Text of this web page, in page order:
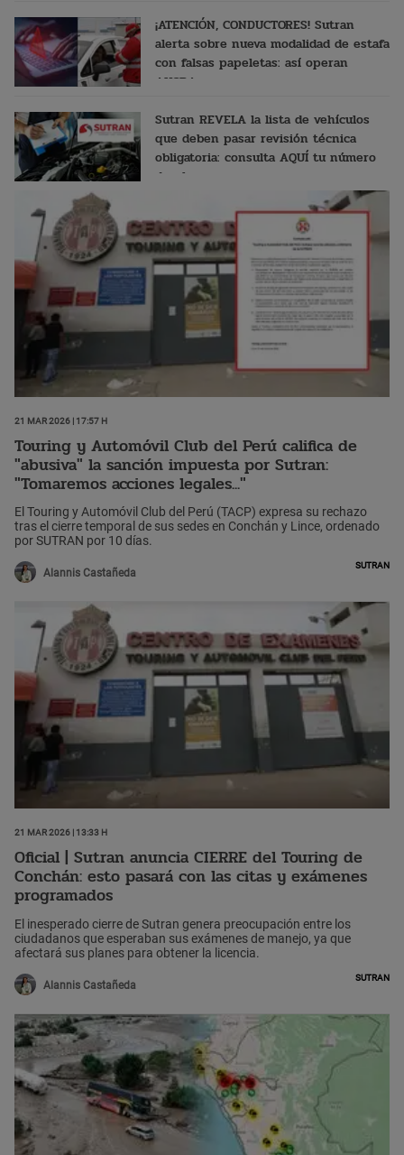
¡ATENCIÓN, CONDUCTORES! Sutran
alerta sobre nueva modalidad de estafa
con falsas papeletas: así operan
AHORA
Sutran REVELA la lista de vehículos
que deben pasar revisión técnica
obligatoria: consulta AQUÍ tu número
de placa
21 Mar 2026 | 17:57 h
Touring y Automóvil Club del Perú califica de
"abusiva" la sanción impuesta por Sutran:
"Tomaremos acciones legales..."
El Touring y Automóvil Club del Perú (TACP) expresa su rechazo
tras el cierre temporal de sus sedes en Conchán y Lince, ordenado
por SUTRAN por 10 días.
Alannis Castañeda
Sutran
21 Mar 2026 | 13:33 h
Oficial | Sutran anuncia CIERRE del Touring de
Conchán: esto pasará con las citas y exámenes
programados
El inesperado cierre de Sutran genera preocupación entre los
ciudadanos que esperaban sus exámenes de manejo, ya que
afectará sus planes para obtener la licencia.
Alannis Castañeda
Sutran